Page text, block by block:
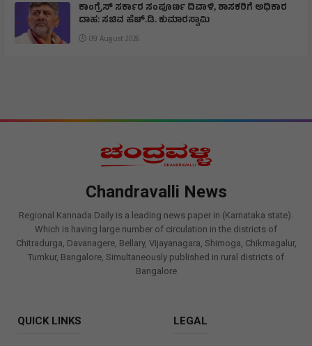
ಕಾಂಗ್ರೆಸ್ ಸರ್ಕಾರ ಸಂಪೂರ್ಣ ದಿವಾಳಿ, ಶಾಸಕರಿಗೆ ಅಧಿಕಾರ
ದಾಹ: ಸಚಿವ ಹೆಚ್.ಡಿ. ಕುಮಾರಸ್ವಾಮಿ
09 August 2026
Chandravalli News
Regional Kannada Daily is a leading news paper in (Karnataka state).
Which is having large number of circulation in the districts of
Chitradurga, Davanagere, Bellary, Vijayanagara, Shimoga, Chikmagalur,
Tumkur, Bangalore, Simultaneously published in rural districts of
Bangalore
QUICK LINKS LEGAL